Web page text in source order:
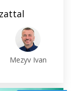
Mezyv Ivan